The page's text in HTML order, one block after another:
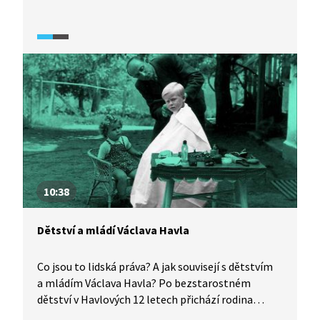
za jejich práva. Na počátku 90. let se Havel nachází
na vrcholu své popularity. Poklidné rozdělení
Československa, kterému napomohl svými
výzvami k toleranci, dialogu a respektu, je
v kontrastu s drastickým rozpadem Jugoslávie.
Video je součástí vzdělávací série Každý může
změnit svět z produkce Knihovny Václava Havla,
která provází životem Václava Havla a bojem
Československa za lidská práva.
10:38
Dětství a mládí Václava Havla
Co jsou to lidská práva? A jak souvisejí s dětstvím
a mládím Václava Havla? Po bezstarostném
dětství v Havlových 12 letech přichází rodina